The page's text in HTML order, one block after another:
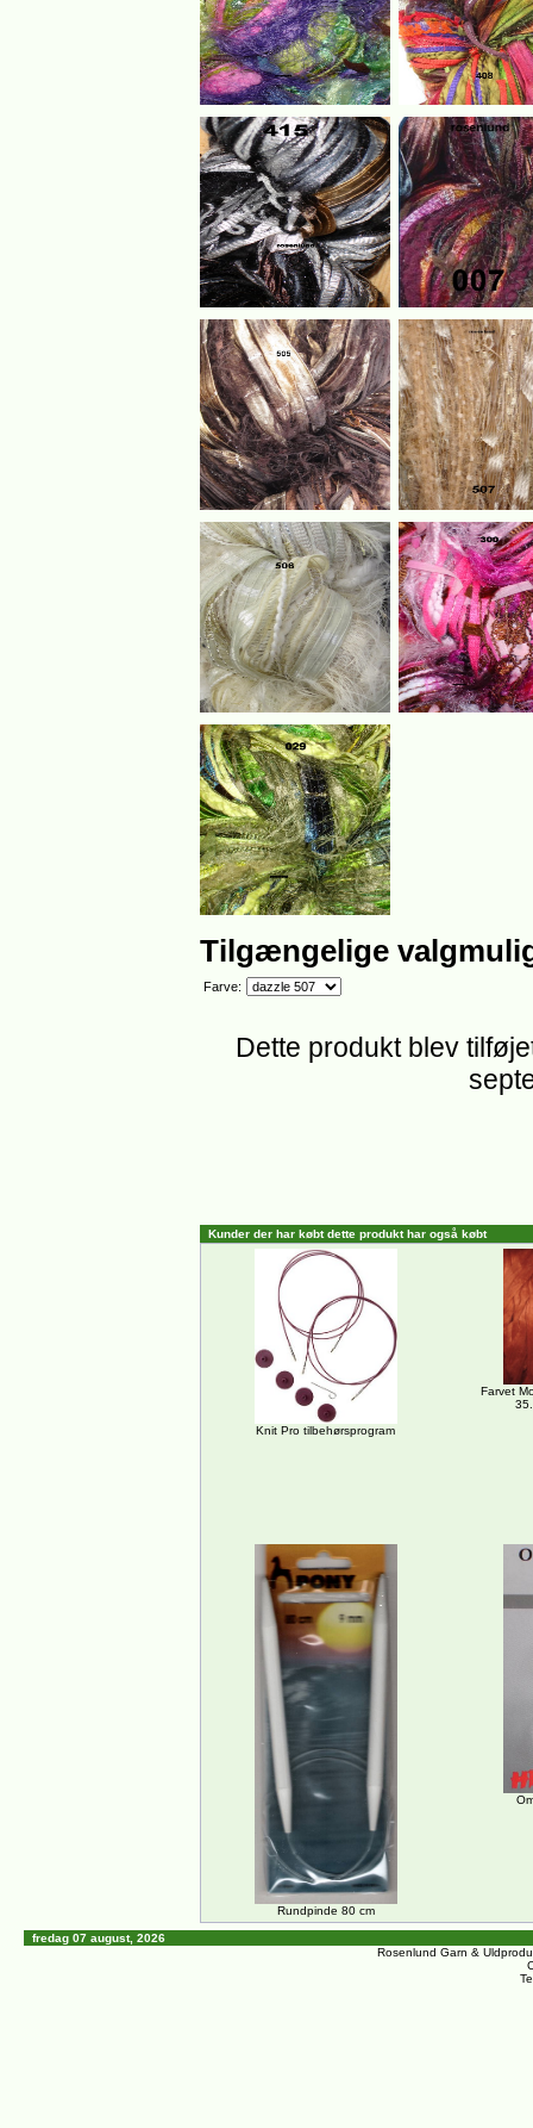
Tilgængelige
Farve:
Dette produkt blev
Kunder der har købt dette produkt har også købt
Knit Pro tilbehørsprogram
Farvet
Rundpinde 80 cm
fredag 07 august, 2026
Rosenlund Garn &